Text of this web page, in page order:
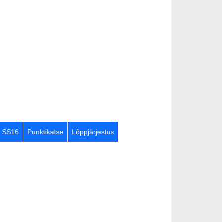
SS16 Punktikatse Lõppjärjestus